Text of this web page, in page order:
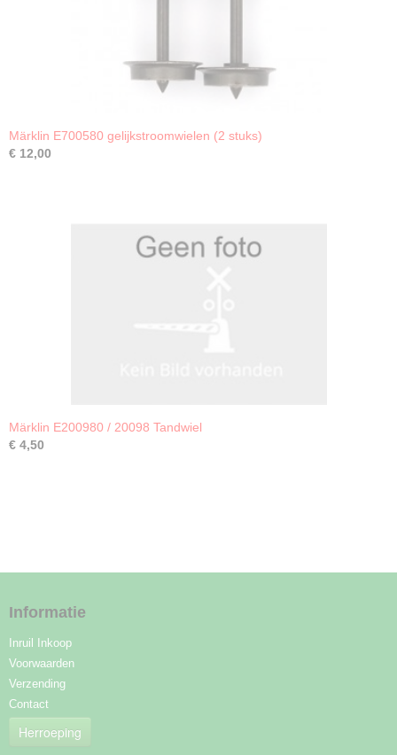
Märklin E700580 gelijkstroomwielen (2 stuks)
€ 12,00
Märklin E200980 / 20098 Tandwiel
€ 4,50
Informatie
Inruil Inkoop
Voorwaarden
Verzending
Contact
Herroeping